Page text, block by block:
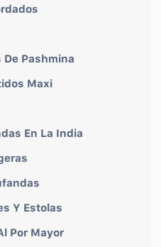
Pashmina
Maxi
En La India
Y Estolas
Por Mayor